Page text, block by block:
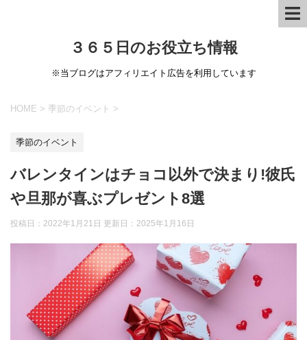
３６５日のお役立ち情報
※当ブログはアフィリエイト広告を利用しています
HOME > 季節のイベント >
季節のイベント
バレンタインはチョコ以外で決まり!彼氏
や旦那が喜ぶプレゼント8選
投稿日：2022年1月21日 更新日： 2025年1月16日